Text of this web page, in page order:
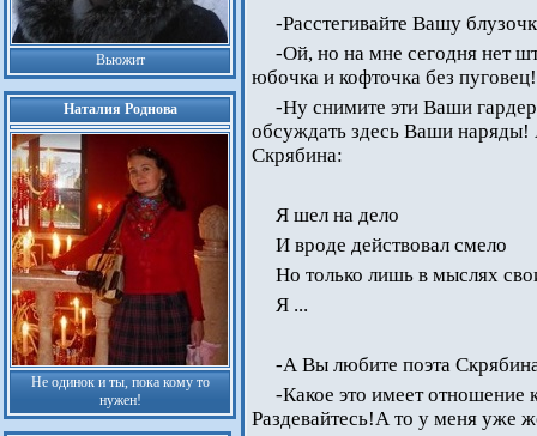
Вьюжит
Наталия Роднова
Не одинок и ты, пока кому то
нужен!
-Расстегивайте Вашу
-Ой, но на мне сегодня нет
юбочка и кофточка без
-Ну снимите эти Ваши
обсуждать здесь Ваши наряды!
Скрябина:
Я шел на дело
И вроде действовал смело
Но только лишь в мыслях
Я ...
-А Вы любите поэта
-Какое это имеет
Раздевайтесь!А то у меня уже